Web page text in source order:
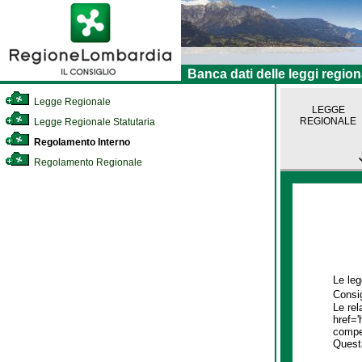
Banca dati delle leggi
Legge Regionale
Legge Regionale Statutaria
Regolamento Interno
Regolamento Regionale
LEGGE
REGIONALE
Le
Le